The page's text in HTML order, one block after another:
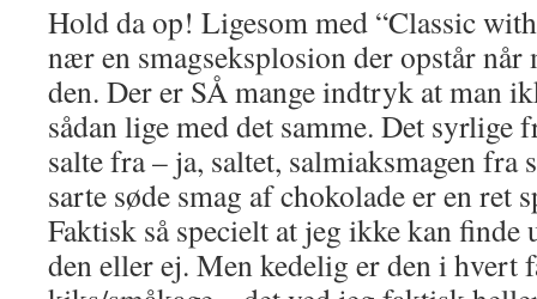
Hold da op! Ligesom med “Classic
nær en smagseksplosion der opstår når
den. Der er SÅ mange indtryk at man
sådan lige med det samme. Det syrlige
salte fra – ja, saltet, salmiaksmagen fra
sarte søde smag af chokolade er en ret
Faktisk så specielt at jeg ikke kan
den eller ej. Men kedelig er den i hvert